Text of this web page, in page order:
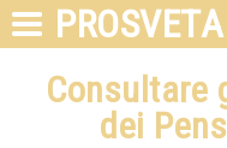
PROSVETA
Consultare
dei